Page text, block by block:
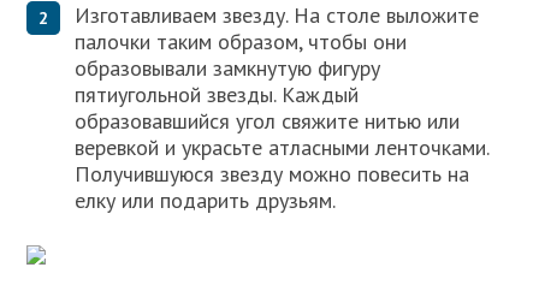
Изготавливаем звезду. На столе выложите
палочки таким образом, чтобы они
образовывали замкнутую фигуру
пятиугольной звезды. Каждый
образовавшийся угол свяжите нитью или
веревкой и украсьте атласными ленточками.
Получившуюся звезду можно повесить на
елку или подарить друзьям.